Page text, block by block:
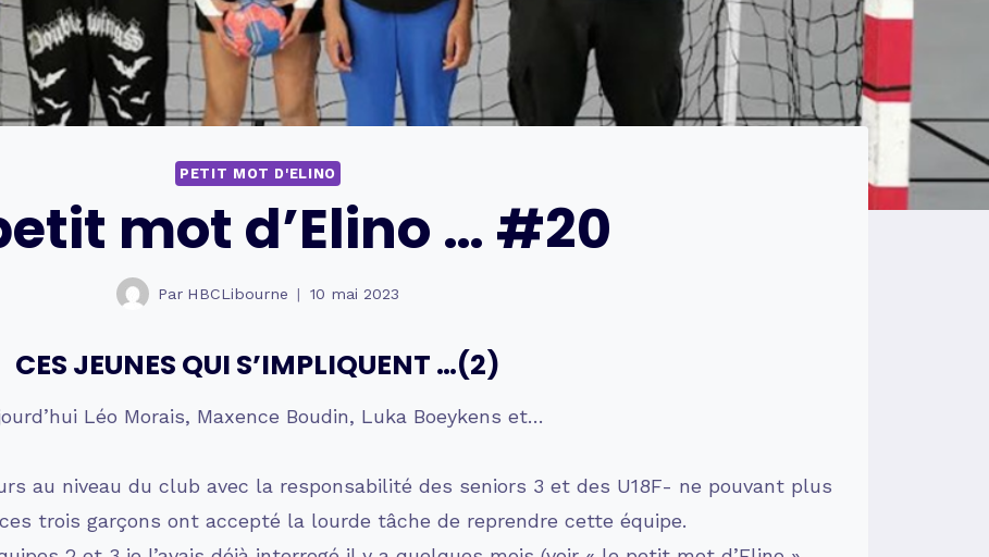
PETIT MOT D'ELINO
mot d’Elino … #20
Par HBCLibourne 10 mai 2023
CES JEUNES QUI S’IMPLIQUENT …(2)
Léo Morais, Maxence Boudin, Luka Boeykens et…
au niveau du club avec la responsabilité des seniors 3 et des U18F- ne pouvant plus
trois garçons ont accepté la lourde tâche de reprendre cette équipe.